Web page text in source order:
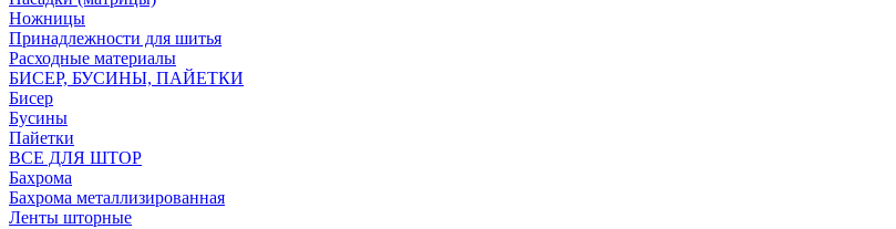
Ножницы
Принадлежности для шитья
Расходные материалы
БИСЕР, БУСИНЫ, ПАЙЕТКИ
Бисер
Бусины
Пайетки
ВСЕ ДЛЯ ШТОР
Бахрома
Бахрома металлизированная
Ленты шторные